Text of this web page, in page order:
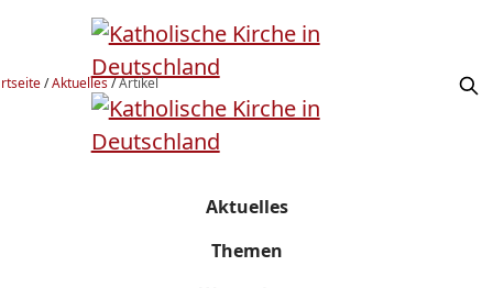
/Aktuelles/Artikel
Aktuelles
Themen